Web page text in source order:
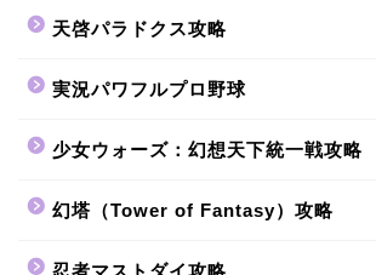
天啓パラドクス攻略
実況パワフルプロ野球
少女ウォーズ：幻想天下統一戦攻略
幻塔（Tower of Fantasy）攻略